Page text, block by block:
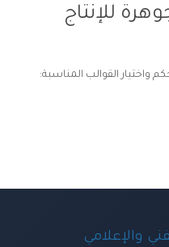
للإنتاج
واختيار القوالب المناسبة:
والإعلامي